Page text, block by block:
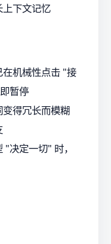
下文记忆
在机械性点击 "接
暂停
得冗长而模糊
决定一切" 时，